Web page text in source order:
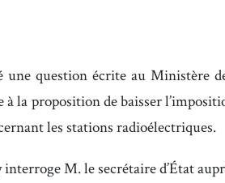
une question écrite au Ministère
à la proposition de baisser
les stations radioélectriques.
M. le secrétaire d’État